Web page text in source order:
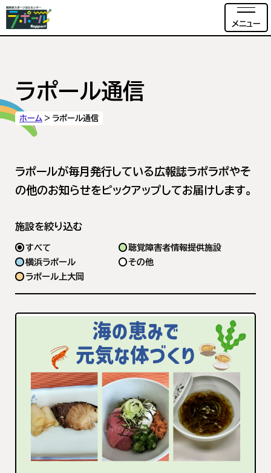
メニュー
ラポール通信
ホーム ラポール通信
ラポールが毎月発行している広報誌ラポラポやそ
の他のお知らせをピックアップしてお届けします。
施設を絞り込む
すべて
横浜ラポール
ラポール上大岡
聴覚障害者情報提供施設
その他